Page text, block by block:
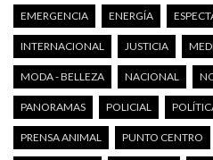
EMERGENCIA ENERGÍA
INTERNACIONAL JUSTICIA
MODA - BELLEZA NACIONAL
PANORAMAS POLICIAL
PRENSA ANIMAL PUNTO CENTRO